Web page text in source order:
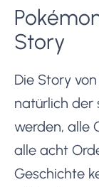
Story
Die Story
natürlich der
werden, alle
alle acht
Geschichte